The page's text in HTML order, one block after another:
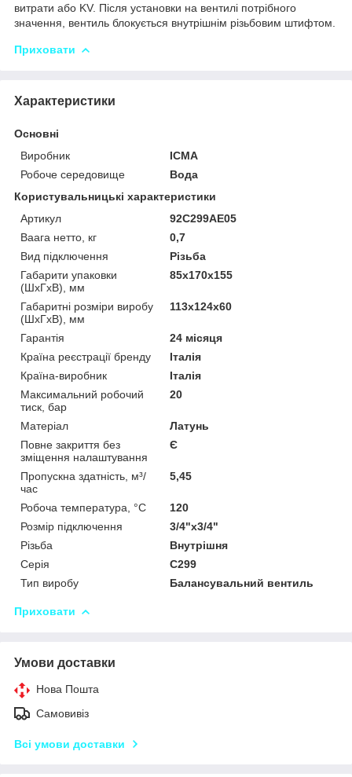
витрати або KV. Після установки на вентилі потрібного
значення, вентиль блокується внутрішнім різьбовим штифтом.
Приховати
Характеристики
Основні
Виробник
ICMA
Робоче середовище
Вода
Користувальницькі характеристики
Артикул
92C299AE05
Ваага нетто, кг
0,7
Вид підключення
Різьба
Габарити упаковки
(ШхГхВ), мм
85х170х155
Габаритні розміри виробу
(ШхГхВ), мм
113х124х60
Гарантія
24 місяця
Країна реєстрації бренду
Італія
Країна-виробник
Італія
Максимальний робочий
тиск, бар
20
Матеріал
Латунь
Повне закриття без
зміщення налаштування
Є
Пропускна здатність, м³/
час
5,45
Робоча температура, °C
120
Розмір підключення
3/4"x3/4"
Різьба
Внутрішня
Серія
С299
Тип виробу
Балансувальний вентиль
Приховати
Умови доставки
Нова Пошта
Самовивіз
Всі умови доставки